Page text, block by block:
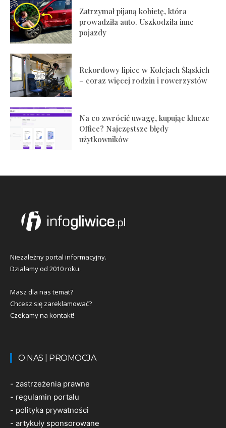
Zatrzymał pijaną kobietę, która
prowadziła auto. Uszkodziła inne
pojazdy
Rekordowy lipiec w Kolejach Śląskich
– coraz więcej rodzin i rowerzystów
Na co zwrócić uwagę, kupując klucze
Office? Najczęstsze błędy
użytkowników
Niezależny portal informacyjny.
Działamy od 2010 roku.
Masz dla nas temat?
Chcesz się zareklamować?
Czekamy na kontakt!
O NAS | PROMOCJA
- zastrzeżenia prawne
- regulamin portalu
- polityka prywatności
- artykuły sponsorowane